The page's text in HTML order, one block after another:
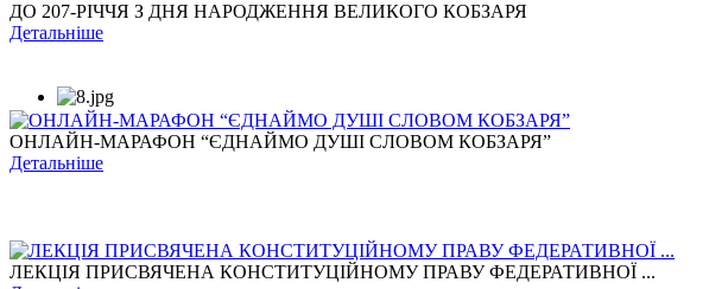
ДО 207-РІЧЧЯ З ДНЯ НАРОДЖЕННЯ ВЕЛИКОГО КОБЗАРЯ
Детальніше
ОНЛАЙН-МАРАФОН “ЄДНАЙМО ДУШІ СЛОВОМ КОБЗАРЯ”
Детальніше
ЛЕКЦІЯ ПРИСВЯЧЕНА КОНСТИТУЦІЙНОМУ ПРАВУ ФЕДЕРАТИВНОЇ ...